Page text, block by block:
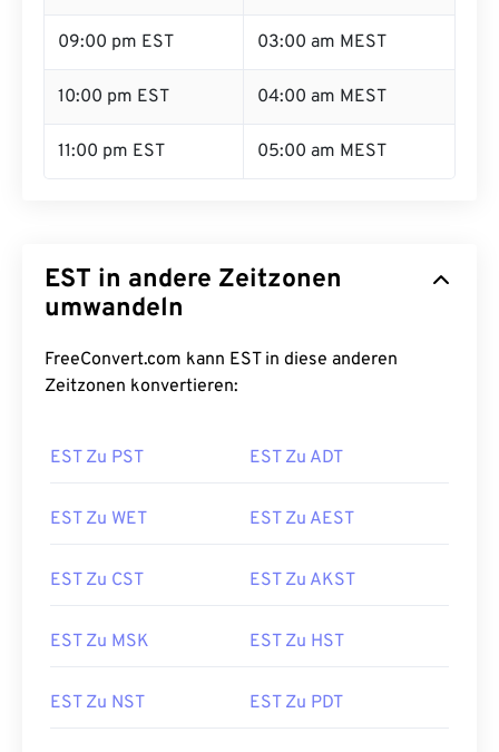
09:00 pm EST 03:00 am MEST
10:00 pm EST 04:00 am MEST
11:00 pm EST 05:00 am MEST
EST in andere Zeitzonen
umwandeln
FreeConvert.com kann EST in diese anderen
Zeitzonen konvertieren:
EST Zu PST EST Zu ADT
EST Zu WET EST Zu AEST
EST Zu CST EST Zu AKST
EST Zu MSK EST Zu HST
EST Zu NST EST Zu PDT